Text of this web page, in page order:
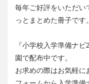
毎年ご好評をいただい
っとまとめた冊子です。
『小学校入学準備ナ
園で配布中です。
お求めの際はお気軽